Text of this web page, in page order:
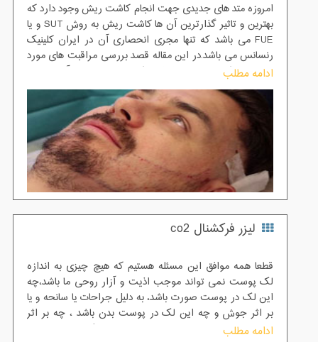
امروزه متد های جدیدی جهت انجام کاشت ریش وجود دارد که
بهترین و تاثیر گذارترین آن ها کاشت ریش به روش SUT و یا
FUE می باشد که تنها مجری انحصاری آن در ایران کلینیک
رنسانس می باشد.در این مقاله قصد بررسی مراقبت های مورد
نیاز بعد از کاشت ریش را داریم که در ادامه درباره آن صحبت
خواهیم نمود.
ادامه مطلب
لیزر فرکشنال co2
قطعا همه موافق این مسئله هستیم که هیچ چیزی به اندازه
لک پوست نمی تواند موجب اذیت و آزار روحی ما باشد،چه
این لک در پوست صورت باشد، به دلیل جراحات یا سانحه و یا
بر اثر جوش و چه این لک در پوست بدن باشد ، چه بر اثر
سوختن یا زایمان و... مهم این است این لک از همه بیشتر
ادامه مطلب